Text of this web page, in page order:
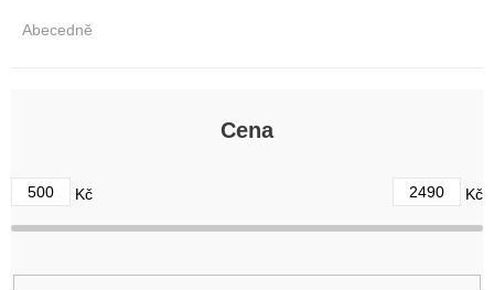
d
u
k
ů
Abecedně
Cena
500 Kč 2490 Kč